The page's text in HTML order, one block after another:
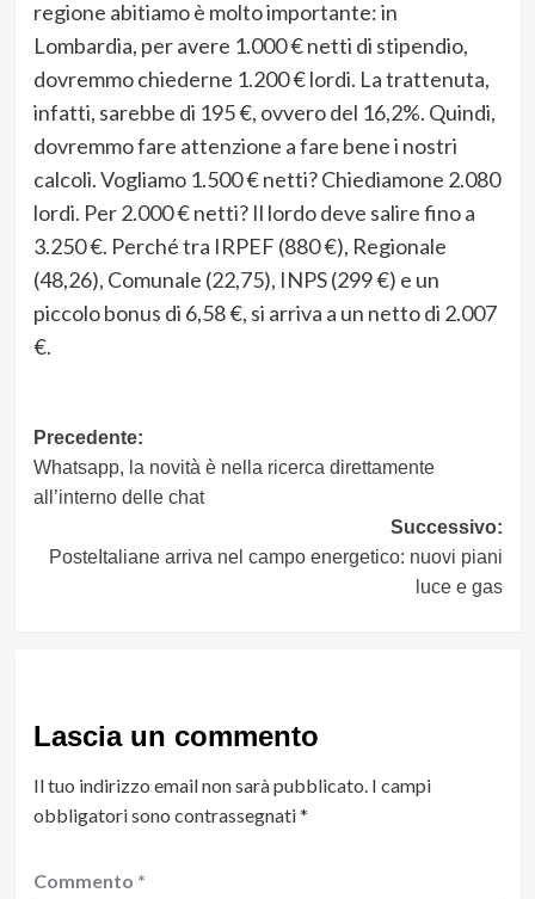
regione abitiamo è molto importante: in
Lombardia, per avere 1.000 € netti di stipendio,
dovremmo chiederne 1.200 € lordi. La trattenuta,
infatti, sarebbe di 195 €, ovvero del 16,2%. Quindi,
dovremmo fare attenzione a fare bene i nostri
calcoli. Vogliamo 1.500 € netti? Chiediamone 2.080
lordi. Per 2.000 € netti? Il lordo deve salire fino a
3.250 €. Perché tra IRPEF (880 €), Regionale
(48,26), Comunale (22,75), INPS (299 €) e un
piccolo bonus di 6,58 €, si arriva a un netto di 2.007
€.
Navigazione
articolo
Precedente:
Whatsapp, la novità è nella ricerca direttamente
all’interno delle chat
Successivo:
PosteItaliane arriva nel campo energetico: nuovi piani
luce e gas
Lascia un commento
Il tuo indirizzo email non sarà pubblicato. I campi
obbligatori sono contrassegnati*
Commento *